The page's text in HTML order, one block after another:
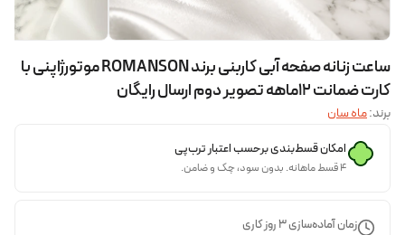
ساعت زنانه صفحه آبی کاربنی برند ROMANSON موتورژاپنی با
کارت ضمانت ۱۲ماهه تصویر دوم ارسال رایگان
برند:ماه سان
امکان قسط‌بندی برحسب اعتبار ترب‌پی
۴ قسط ماهانه. بدون سود، چک و ضامن.
زمان آماده‌سازی3روز کاری